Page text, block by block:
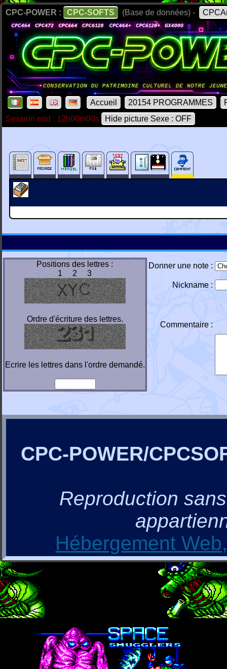
CPC-POWER : CPC-SOFTS (Base de données) -
Accueil 20154 PROGRAMMES
Session end : 12h00m00s
Hide picture Sexe : OFF
Positions des lettres :
1 2 3
Ordre d'écriture des lettres.
Ecrire les lettres dans l'ordre demandé.
Donner une note :
Nickname :
Commentaire :
CPC-POWER/
Reproduction
Hébergement